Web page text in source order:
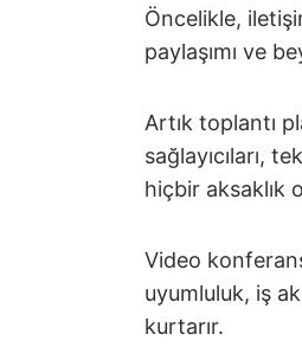
Öncelikle,
paylaşımı ve
Artık toplantı
sağlayıcıları,
hiçbir aksaklık
Video
uyumluluk, iş
kurtarır.